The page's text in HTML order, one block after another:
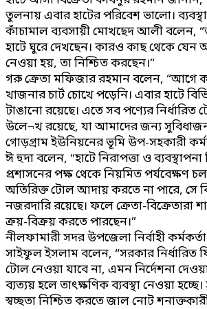
তুলনায় এবার হাটের পরিবেশ ভালো।
কাঁচামাল ব্যবসায়ী মোখছেদ আলী বলেন,
হাটে ঘুরে দেখছেন। কারও কাছ থেকে যেন
নেওয়া হয়, তা নিশ্চিত করছেন।”
গরু ক্রেতা মফিজার রহমান বলেন,
খাজনার চার্ট চোখে পড়েনি। এবার হাটে
টাঙানো রয়েছে। এতে সব পণ্যের নির্ধারিত
উলে¬খ রয়েছে, যা আমাদের জন্য
গোড়গ্রাম ইউনিয়নের ভূমি উপ-সহকারী
ঈ হুদা বলেন, “হাটে নিরাপত্তা ও
প্রশাসনের পক্ষ থেকে নিয়মিত পর্যবেক্ষণ
অতিরিক্ত টোল আদায় করতে না পারে, সে
নজরদারি রয়েছে। ফলে ক্রেতা-বিক্রেতারা
ক্রয়-বিক্রয় করতে পারছেন।”
নীলফামারী সদর উপজেলা নির্বাহী
সাইফুল ইসলাম বলেন, “সরকার নির্ধারিত
টোল নেওয়া যাবে না, এমন নির্দেশনা
ব্যত্যয় হলে তাৎক্ষণিক ব্যবস্থা নেওয়া হচ্ছে।
স্বচ্ছতা নিশ্চিত করতে জাল নোট শনাক্তকারী